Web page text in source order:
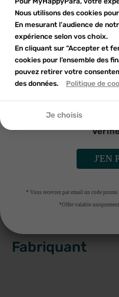
PAIEMENT
Indications
Conditions
Composition
Fabriquant
Ajouter à ma liste
add_circle_outline
Créer une nouvelle liste
Nom de la liste d'envies
Annuler
Créer une liste d'envies
Vous devez être connecté
liste d'envies.
Annuler
Connexion
Nous utilisons des cookies
En mesurant l’audience de
expérience selon vos choix.
En cliquant sur “Accepter et
cookies pour l’ensemble des
pouvez retirer votre
des données.
Politique de
Je choisis
d'une réduction
En soumettant ce
informations saisies
découler. Vous
J'EN
* Vous recevrez par email un code
*Offre valable